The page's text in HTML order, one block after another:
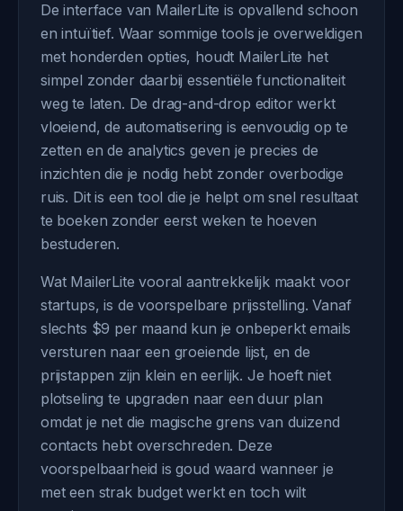
De interface van MailerLite is opvallend schoon
en intuïtief. Waar sommige tools je overweldigen
met honderden opties, houdt MailerLite het
simpel zonder daarbij essentiële functionaliteit
weg te laten. De drag-and-drop editor werkt
vloeiend, de automatisering is eenvoudig op te
zetten en de analytics geven je precies de
inzichten die je nodig hebt zonder overbodige
ruis. Dit is een tool die je helpt om snel resultaat
te boeken zonder eerst weken te hoeven
bestuderen.
Wat MailerLite vooral aantrekkelijk maakt voor
startups, is de voorspelbare prijsstelling. Vanaf
slechts $9 per maand kun je onbeperkt emails
versturen naar een groeiende lijst, en de
prijstappen zijn klein en eerlijk. Je hoeft niet
plotseling te upgraden naar een duur plan
omdat je net die magische grens van duizend
contacts hebt overschreden. Deze
voorspelbaarheid is goud waard wanneer je
met een strak budget werkt en toch wilt